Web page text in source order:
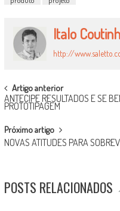
Italo
http://
POST
NAVIGATION
Artigo anterior
ANTECIPE RESULTADOS E SE
PROTOTIPAGEM
Próximo artigo
NOVAS ATITUDES PARA
POSTS RELACIONADOS